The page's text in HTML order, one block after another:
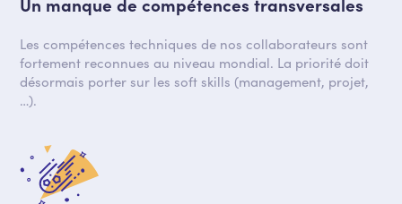
Les compétences techniques de nos collaborateurs sont
fortement reconnues au niveau mondial. La priorité doit
désormais porter sur les soft skills (management, projet,
…).